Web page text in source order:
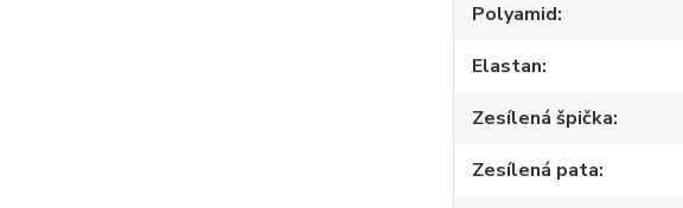
Polyamid
Elastan
Zesílená špička
Zesílená pata